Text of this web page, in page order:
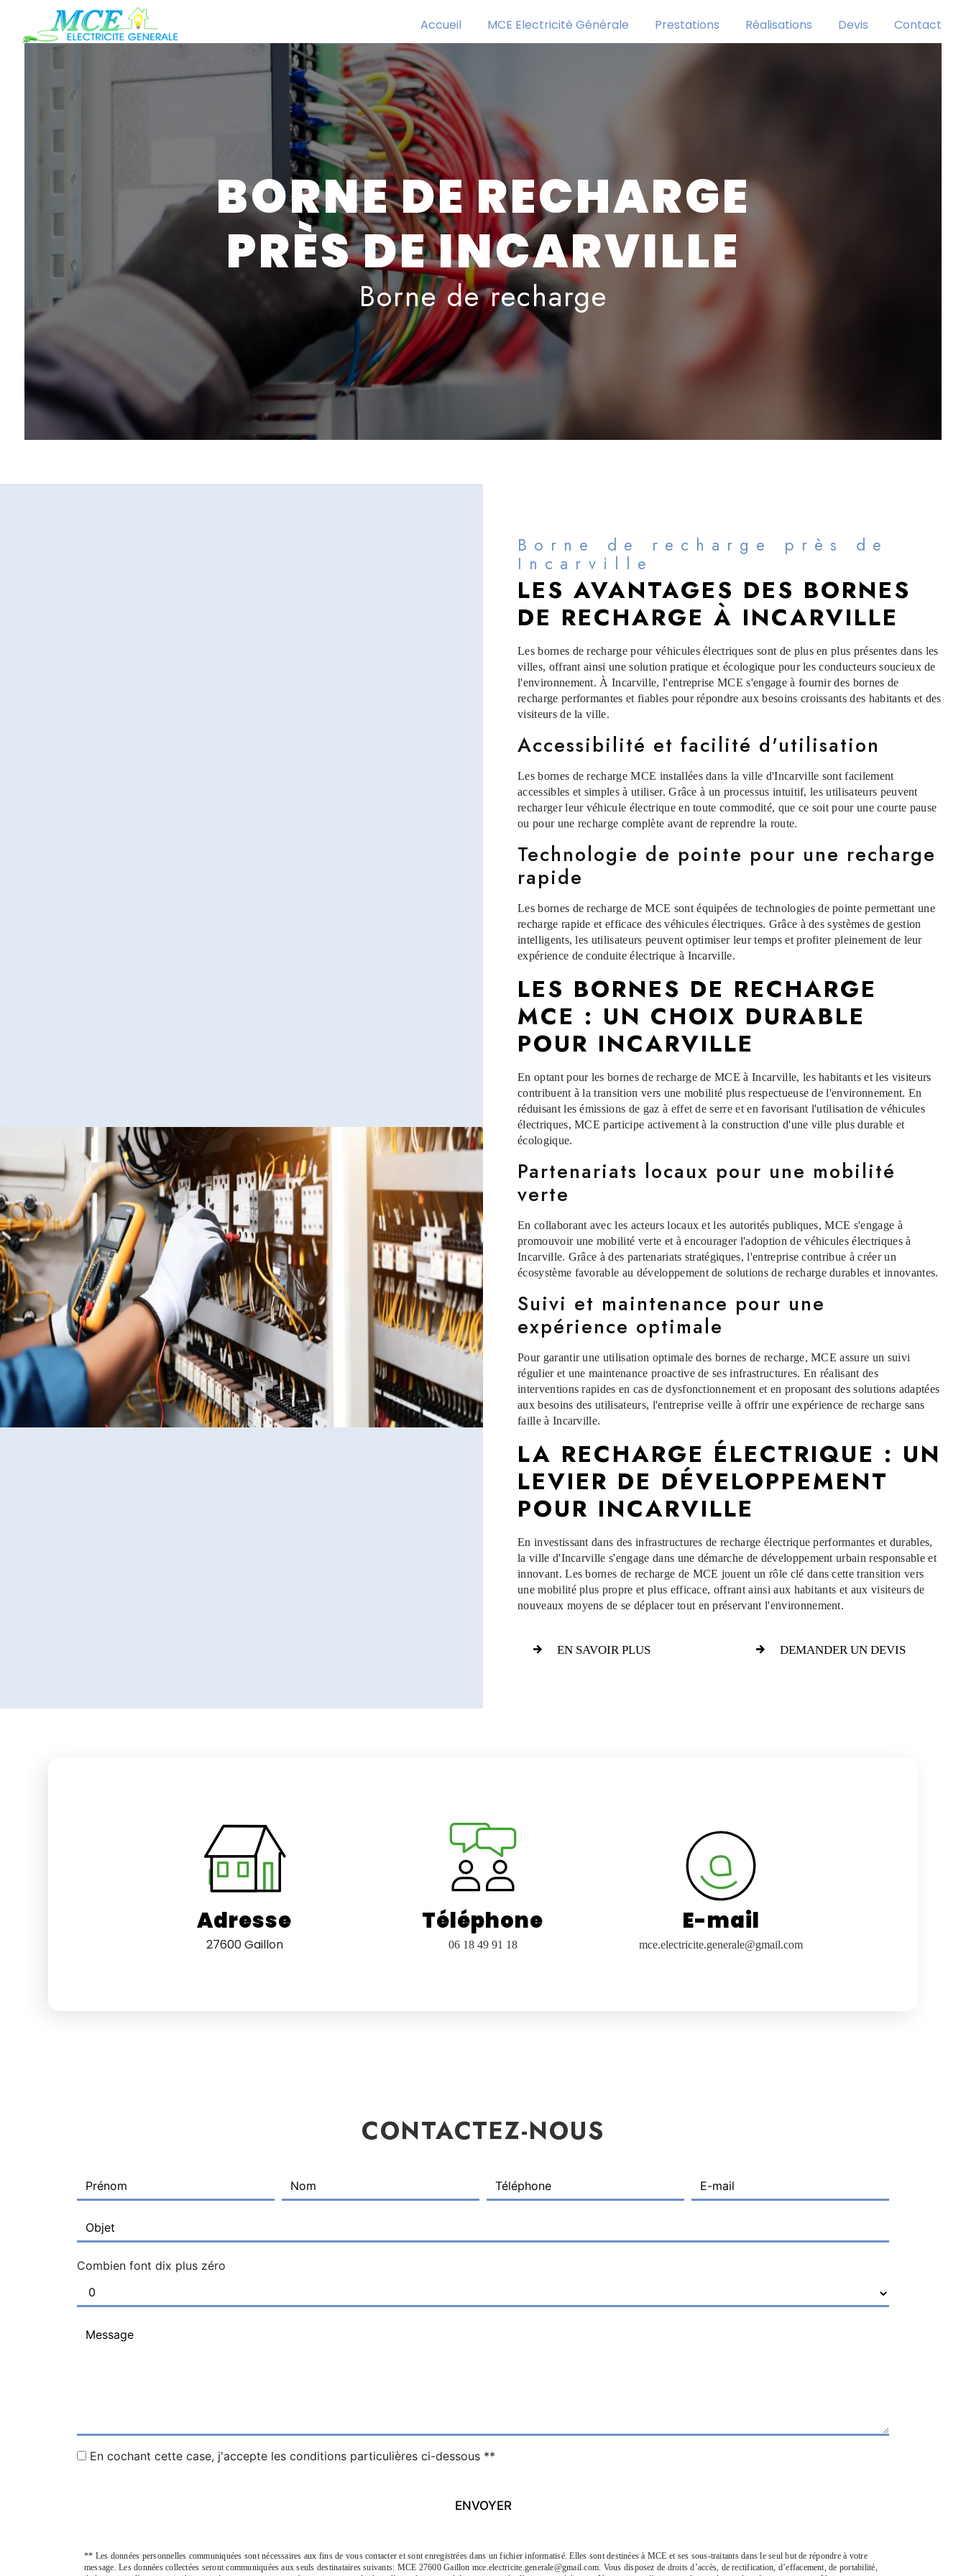
Accueil MCE Electricité Générale Prestations Réalisations Devis Contact
BORNE DE RECHARGE
PRÈS DE INCARVILLE
Borne de recharge
Borne de recharge près de
Incarville
LES AVANTAGES DES BORNES
DE RECHARGE À INCARVILLE
Les bornes de recharge pour véhicules électriques sont de plus en plus présentes dans les
villes, offrant ainsi une solution pratique et écologique pour les conducteurs soucieux de
l'environnement. À Incarville, l'entreprise MCE s'engage à fournir des bornes de
recharge performantes et fiables pour répondre aux besoins croissants des habitants et des
visiteurs de la ville.
Accessibilité et facilité d'utilisation
Les bornes de recharge MCE installées dans la ville d'Incarville sont facilement
accessibles et simples à utiliser. Grâce à un processus intuitif, les utilisateurs peuvent
recharger leur véhicule électrique en toute commodité, que ce soit pour une courte pause
ou pour une recharge complète avant de reprendre la route.
Technologie de pointe pour une recharge
rapide
Les bornes de recharge de MCE sont équipées de technologies de pointe permettant une
recharge rapide et efficace des véhicules électriques. Grâce à des systèmes de gestion
intelligents, les utilisateurs peuvent optimiser leur temps et profiter pleinement de leur
expérience de conduite électrique à Incarville.
LES BORNES DE RECHARGE
MCE : UN CHOIX DURABLE
POUR INCARVILLE
En optant pour les bornes de recharge de MCE à Incarville, les habitants et les visiteurs
contribuent à la transition vers une mobilité plus respectueuse de l'environnement. En
réduisant les émissions de gaz à effet de serre et en favorisant l'utilisation de véhicules
électriques, MCE participe activement à la construction d'une ville plus durable et
écologique.
Partenariats locaux pour une mobilité
verte
En collaborant avec les acteurs locaux et les autorités publiques, MCE s'engage à
promouvoir une mobilité verte et à encourager l'adoption de véhicules électriques à
Incarville. Grâce à des partenariats stratégiques, l'entreprise contribue à créer un
écosystème favorable au développement de solutions de recharge durables et innovantes.
Suivi et maintenance pour une
expérience optimale
Pour garantir une utilisation optimale des bornes de recharge, MCE assure un suivi
régulier et une maintenance proactive de ses infrastructures. En réalisant des
interventions rapides en cas de dysfonctionnement et en proposant des solutions adaptées
aux besoins des utilisateurs, l'entreprise veille à offrir une expérience de recharge sans
faille à Incarville.
LA RECHARGE ÉLECTRIQUE : UN
LEVIER DE DÉVELOPPEMENT
POUR INCARVILLE
En investissant dans des infrastructures de recharge électrique performantes et durables,
la ville d'Incarville s'engage dans une démarche de développement urbain responsable et
innovant. Les bornes de recharge de MCE jouent un rôle clé dans cette transition vers
une mobilité plus propre et plus efficace, offrant ainsi aux habitants et aux visiteurs de
nouveaux moyens de se déplacer tout en préservant l'environnement.
EN SAVOIR PLUS DEMANDER UN DEVIS
Adresse
27600 Gaillon
Téléphone
06 18 49 91 18
E-mail
mce.electricite.generale@gmail.com
CONTACTEZ-NOUS
Combien font dix plus zéro
En cochant cette case, j'accepte les conditions particulières ci-dessous **
ENVOYER
** Les données personnelles communiquées sont nécessaires aux fins de vous contacter et sont enregistrées dans un fichier informatisé. Elles sont destinées à MCE et ses sous-traitants dans le seul but de répondre à votre
message. Les données collectées seront communiquées aux seuls destinataires suivants: MCE 27600 Gaillon mce.electricite.generale@gmail.com. Vous disposez de droits d’accès, de rectification, d’effacement, de portabilité,
Panneau de gestion des cookies